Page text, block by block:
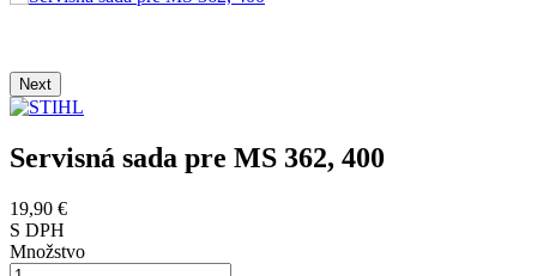
Next
Servisná sada pre MS 362, 400
19,90 €
S DPH
Množstvo